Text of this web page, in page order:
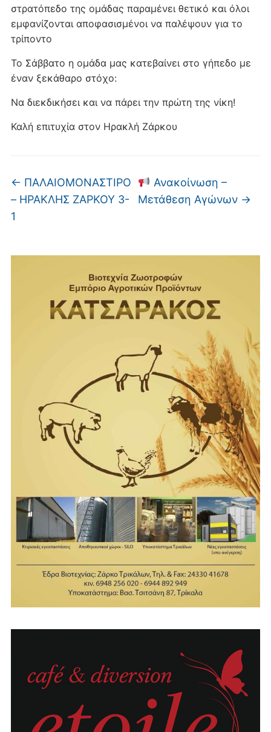
στρατόπεδο της ομάδας παραμένει θετικό και όλοι
εμφανίζονται αποφασισμένοι να παλέψουν για το
τρίποντο
Το Σάββατο η ομάδα μας κατεβαίνει στο γήπεδο με
έναν ξεκάθαρο στόχο:
Να διεκδικήσει και να πάρει την πρώτη της νίκη!
Καλή επιτυχία στον Ηρακλή Ζάρκου
← ΠΑΛΑΙΟΜΟΝΑΣΤΙΡΟ
– ΗΡΑΚΛΗΣ ΖΑΡΚΟΥ 3-
1
Ανακοίνωση –
Μετάθεση Αγώνων →